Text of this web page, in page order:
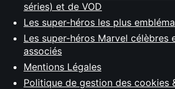
séries) et de VOD
Les super-héros les plus
Les super-héros Marvel célèbres
associés
Mentions Légales
Politique de gestion des cookies